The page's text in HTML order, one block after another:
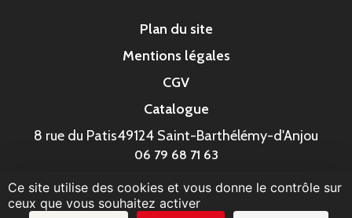
Plan du site
Mentions légales
CGV
Catalogue
8 rue du Patis49124 Saint-Barthélémy-d'Anjou
06 79 68 71 63
© MonaGraphic 2023
Ce site utilise des cookies et vous donne le contrôle sur
ceux que vous souhaitez activer